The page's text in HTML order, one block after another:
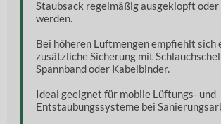
Staubsack regelmäßig ausgeklopft oder
werden.
Bei höheren Luftmengen empfiehlt sich
zusätzliche Sicherung mit
Spannband oder Kabelbinder.
Ideal geeignet für mobile Lüftungs- und
Entstaubungssysteme bei